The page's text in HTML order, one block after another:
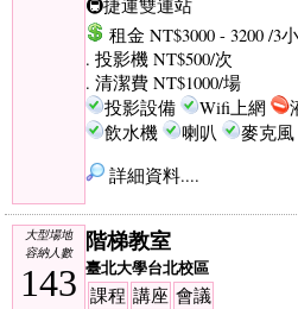
🚇捷運雙連站
租金 NT$3000 - 3200 /3
. 投影機 NT$500/次
. 清潔費 NT$1000/場
投影設備
Wifi上網
飲水機
喇叭
麥克風
詳細資料....
大型場地
容納人數
143
階梯教室
臺北大學台北校區
課程 講座 會議